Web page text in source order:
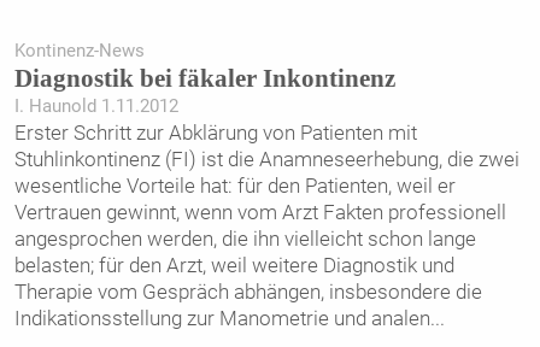
Kontinenz-News
Diagnostik bei fäkaler Inkontinenz
I. Haunold 1.11.2012
Erster Schritt zur Abklärung von Patienten mit
Stuhlinkontinenz (FI) ist die Anamneseerhebung, die zwei
wesentliche Vorteile hat: für den Patienten, weil er
Vertrauen gewinnt, wenn vom Arzt Fakten professionell
angesprochen werden, die ihn vielleicht schon lange
belasten; für den Arzt, weil weitere Diagnostik und
Therapie vom Gespräch abhängen, insbesondere die
Indikationsstellung zur Manometrie und analen...